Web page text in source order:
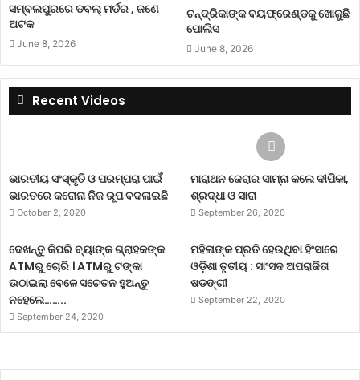
ସମ୍ବଲପୁରରେ ଡବଲ୍ ମର୍ଡର , ଜଣେ
ଅଟକ
June 8, 2026
ଚନ୍ଦ୍ରିକାଙ୍କ ବୟଫ୍ରେଣ୍ଡକୁ ଖୋଜୁଛି
ପୋଲିସ
June 8, 2026
Recent Videos
ଭାରତୀୟ ସଂସ୍କୃତି ଓ ପରମ୍ପରା ପାଇଁ
ଭାରତରେ କରୋନା ନିଜ ରୂପ ବଦଳାଇଛି
October 2, 2020
ମାରାଥନ ଜେରାର ସାମ୍ନା କଲେ ଦୀପିକା,
ଶ୍ରଦ୍ଧା ଓ ସାରା
September 26, 2020
ଦେଖନ୍ତୁ କିପରି ବ୍ୟାଙ୍କ ଗ୍ରାହକଙ୍କ
ATMରୁ ଚୋରି । ATMରୁ ଟଙ୍କା
ଉଠାଇଲା ବେଳେ ସଚେତନ ହୁଅନ୍ତୁ
ନହେଲେ……..
September 24, 2020
ମହିଳାଙ୍କ ପ୍ରତି ହେଉଥିବା ହିଂସାରେ
ଓଡ଼ିଶା ତୃତୀୟ : ସାଂସଦ ଅପରାଜିତା
ଷଡଙ୍ଗୀ
September 22, 2020